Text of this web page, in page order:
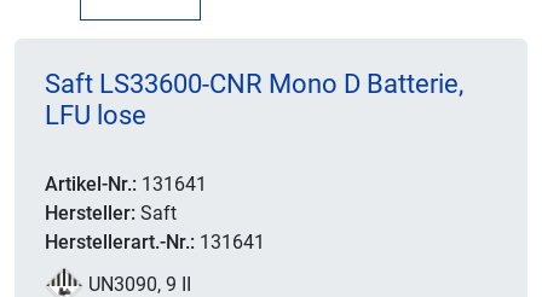
Saft LS33600-CNR Mono D Batterie,
LFU lose
Artikel-Nr.: 131641
Hersteller: Saft
Herstellerart.-Nr.: 131641
UN3090, 9 II